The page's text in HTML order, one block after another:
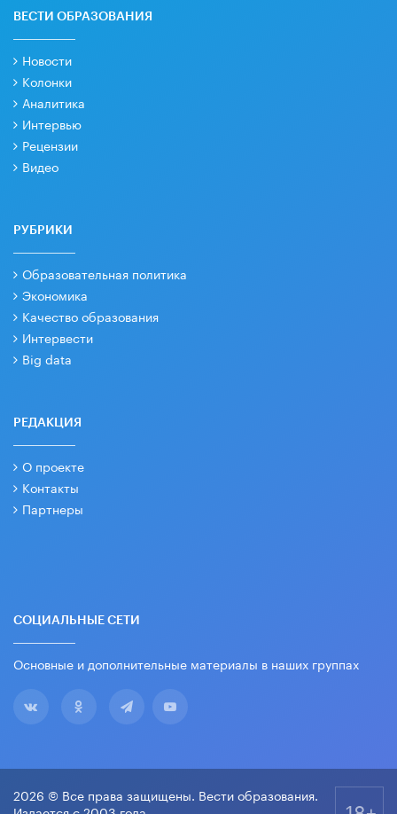
ВЕСТИ ОБРАЗОВАНИЯ
Новости
Колонки
Аналитика
Интервью
Рецензии
Видео
РУБРИКИ
Образовательная политика
Экономика
Качество образования
Интервести
Big data
РЕДАКЦИЯ
О проекте
Контакты
Партнеры
СОЦИАЛЬНЫЕ СЕТИ
Основные и дополнительные материалы в наших группах
2026 © Все права защищены. Вести образования.